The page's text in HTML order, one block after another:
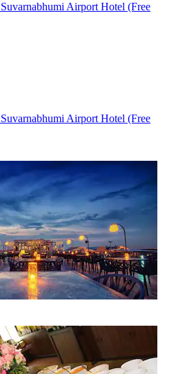
Airport Hotel (Free
Airport Hotel (Free